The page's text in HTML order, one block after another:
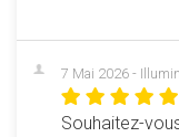
7 Mai 2026 -
Souhaitez-